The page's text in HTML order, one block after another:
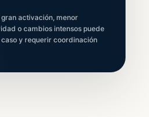
activación, menor
o cambios intensos puede
y requerir coordinación